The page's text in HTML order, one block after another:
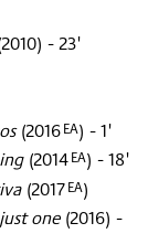
2010) - 23'
(2016EA) - 1'
(2014EA) - 18'
(2017EA)
one (2016) -